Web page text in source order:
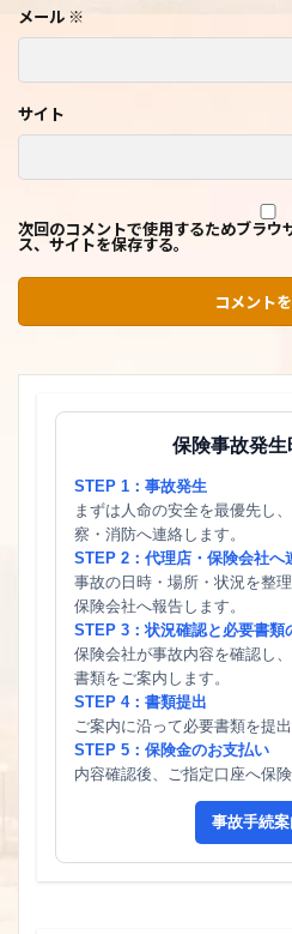
メール ※
サイト
次回のコメントで使用するためブラウ
ス、サイトを保存する。
保険事故発生
STEP 1：事故発生
まずは人命の安全を最優先し
察・消防へ連絡します。
STEP 2：代理店・保険会社へ
事故の日時・場所・状況を整
保険会社へ報告します。
STEP 3：状況確認と必要書類
保険会社が事故内容を確認し
書類をご案内します。
STEP 4：書類提出
ご案内に沿って必要書類を提出
STEP 5：保険金のお支払い
内容確認後、ご指定口座へ保
事故手続案